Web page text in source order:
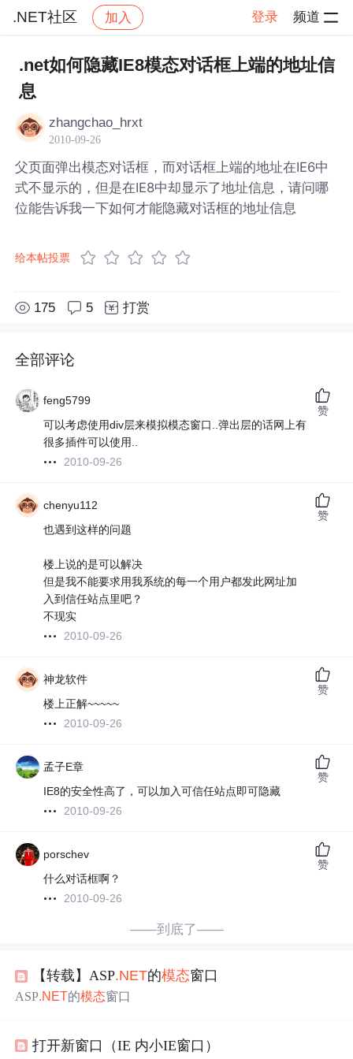
.NET社区 加入 登录 频道
.NET社区 帖子详情
.net如何隐藏IE8模态对话框上端的地址信
息
zhangchao_hrxt
2010-09-26
父页面弹出模态对话框，而对话框上端的地址在IE6中
式不显示的，但是在IE8中却显示了地址信息，请问哪
位能告诉我一下如何才能隐藏对话框的地址信息
给本帖投票
175 5 打赏
全部评论
feng5799
可以考虑使用div层来模拟模态窗口..弹出层的话网上有
很多插件可以使用..
2010-09-26
赞
chenyu112
也遇到这样的问题
楼上说的是可以解决
但是我不能要求用我系统的每一个用户都发此网址加
入到信任站点里吧？
不现实
2010-09-26
赞
神龙软件
楼上正解~~~~~
2010-09-26
赞
孟子E章
IE8的安全性高了，可以加入可信任站点即可隐藏
2010-09-26
赞
porschev
什么对话框啊？
2010-09-26
赞
——到底了——
【转载】ASP.NET的模态窗口
ASP.NET的模态窗口
打开新窗口（IE 内小IE窗口）